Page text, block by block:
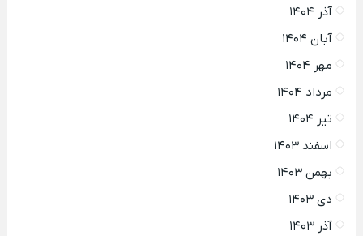
آذر ۱۴۰۴
آبان ۱۴۰۴
مهر ۱۴۰۴
مرداد ۱۴۰۴
تیر ۱۴۰۴
اسفند ۱۴۰۳
بهمن ۱۴۰۳
دی ۱۴۰۳
آذر ۱۴۰۳